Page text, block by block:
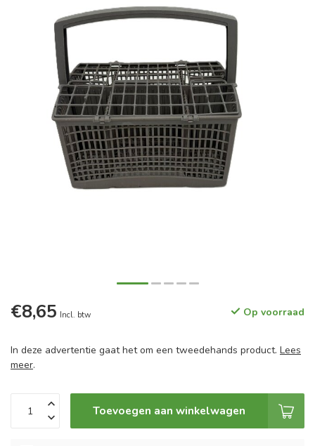
€8,65 Incl. btw Op voorraad
In deze advertentie gaat het om een tweedehands product. Lees
meer.
Toevoegen aan winkelwagen